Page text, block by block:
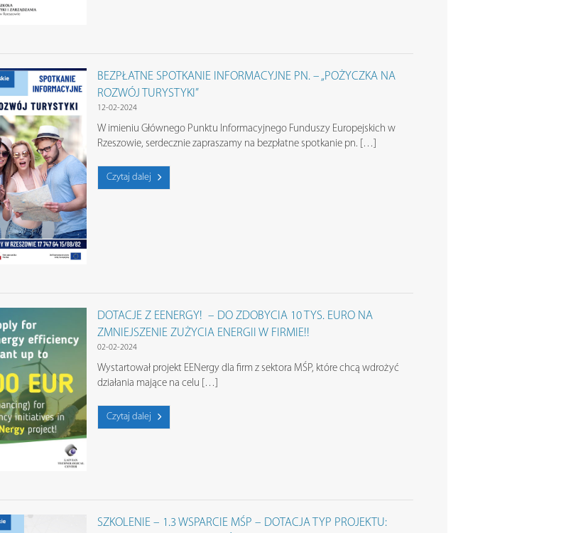
BEZPŁATNE SPOTKANIE INFORMACYJNE PN. – „POŻYCZKA NA
ROZWÓJ TURYSTYKI”
12-02-2024
W imieniu Głównego Punktu Informacyjnego Funduszy Europejskich w
Rzeszowie, serdecznie zapraszamy na bezpłatne spotkanie pn. […]
Czytaj dalej
DOTACJE Z EENERGY! – DO ZDOBYCIA 10 TYS. EURO NA
ZMNIEJSZENIE ZUŻYCIA ENERGII W FIRMIE!!
02-02-2024
Wystartował projekt EENergy dla firm z sektora MŚP, które chcą wdrożyć
działania mające na celu […]
Czytaj dalej
SZKOLENIE – 1.3 WSPARCIE MŚP – DOTACJA TYP PROJEKTU: